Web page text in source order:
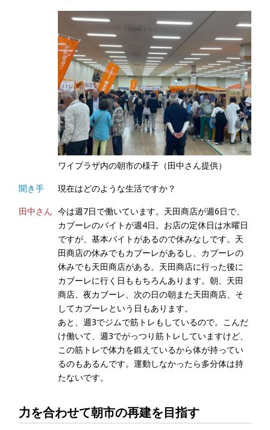
ワイプラザ内の朝市の様子（田中さん提供）
聞き手
現在はどのような生活ですか？
田中さん 今は週7日で働いています。天田商店が週6日で、
カブーレのバイトが週4日。お店の定休日は水曜日
ですが、基本バイトがあるので休みなしです。天
田商店の休みでもカブーレがあるし、カブーレの
休みでも天田商店がある。天田商店に行った後に
カブーレに行く日ももちろんあります。朝、天田
商店、夜カブーレ、次の日の朝また天田商店、そ
してカブーレという日もあります。
あと、週3でジムで筋トレもしているので。こんだ
け働いて、週3でがっつり筋トレしていますけど、
この筋トレで体力を鍛えているから体が持ってい
るのもあるんです。運動しなかったら多分体は持
たないです。
力を合わせて朝市の再建を目指す